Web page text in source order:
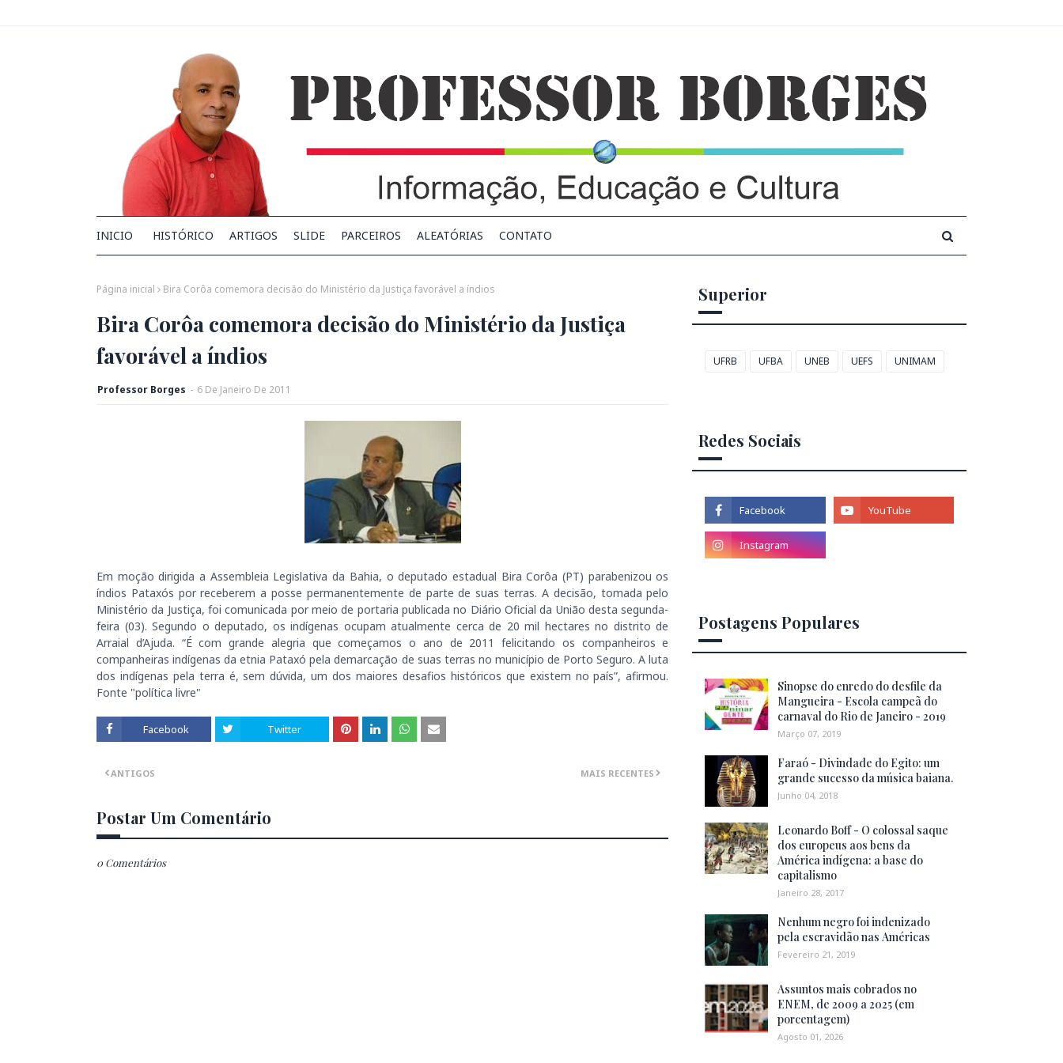
INICIO HISTÓRICO ARTIGOS SLIDE PARCEIROS ALEATÓRIAS CONTATO
Página inicial Bira Corôa comemora decisão do Ministério da Justiça favorável a índios
Bira Corôa comemora decisão do Ministério da Justiça
favorável a índios
Professor Borges - 6 De Janeiro De 2011
Em moção dirigida a Assembleia Legislativa da Bahia, o deputado estadual Bira Corôa (PT) parabenizou os
índios Pataxós por receberem a posse permanentemente de parte de suas terras. A decisão, tomada pelo
Ministério da Justiça, foi comunicada por meio de portaria publicada no Diário Oficial da União desta segunda-
feira (03). Segundo o deputado, os indígenas ocupam atualmente cerca de 20 mil hectares no distrito de
Arraial d’Ajuda. “É com grande alegria que começamos o ano de 2011 felicitando os companheiros e
companheiras indígenas da etnia Pataxó pela demarcação de suas terras no município de Porto Seguro. A luta
dos indígenas pela terra é, sem dúvida, um dos maiores desafios históricos que existem no país”, afirmou.
Fonte "política livre"
Facebook Twitter
MAIS RECENTES
ANTIGOS
Postar Um Comentário
0 Comentários
Superior
UFRB UFBA UNEB UEFS UNIMAM
Redes Sociais
Postagens Populares
Sinopse do enredo do desfile da
Mangueira - Escola campeã do
carnaval do Rio de Janeiro - 2019
Março 07, 2019
Faraó - Divindade do Egito: um
grande sucesso da música baiana.
Junho 04, 2018
Leonardo Boff - O colossal saque
dos europeus aos bens da
América indígena: a base do
capitalismo
Janeiro 28, 2017
Nenhum negro foi indenizado
pela escravidão nas Américas
Fevereiro 21, 2019
Assuntos mais cobrados no
ENEM, de 2009 a 2025 (em
porcentagem)
Agosto 01, 2026